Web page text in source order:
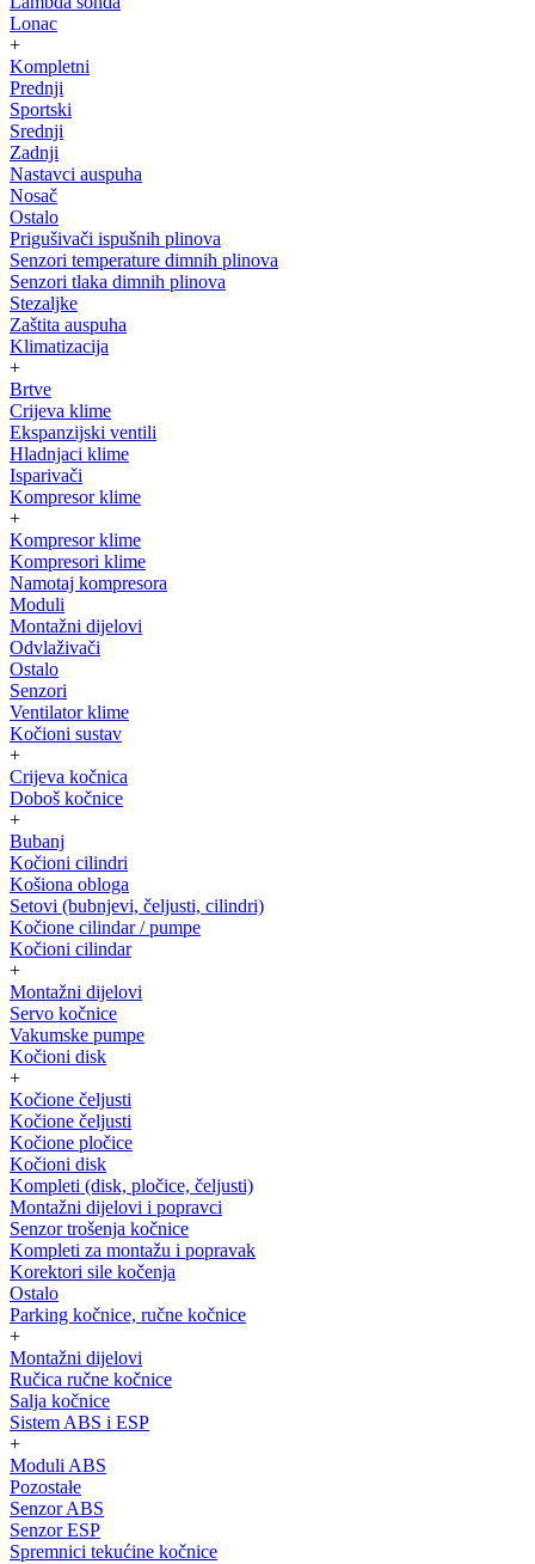
Lonac
+
Kompletni
Prednji
Sportski
Srednji
Zadnji
Nastavci auspuha
Nosač
Ostalo
Prigušivači ispušnih plinova
Senzori temperature dimnih plinova
Senzori tlaka dimnih plinova
Stezaljke
Zaštita auspuha
Klimatizacija
+
Brtve
Crijeva klime
Ekspanzijski ventili
Hladnjaci klime
Isparivači
Kompresor klime
+
Kompresor klime
Kompresori klime
Namotaj kompresora
Moduli
Montažni dijelovi
Odvlaživači
Ostalo
Senzori
Ventilator klime
Kočioni sustav
+
Crijeva kočnica
Doboš kočnice
+
Bubanj
Kočioni cilindri
Košiona obloga
Setovi (bubnjevi, čeljusti, cilindri)
Kočione cilindar / pumpe
Kočioni cilindar
+
Montažni dijelovi
Servo kočnice
Vakumske pumpe
Kočioni disk
+
Kočione čeljusti
Kočione čeljusti
Kočione pločice
Kočioni disk
Kompleti (disk, pločice, čeljusti)
Montažni dijelovi i popravci
Senzor trošenja kočnice
Kompleti za montažu i popravak
Korektori sile kočenja
Ostalo
Parking kočnice, ručne kočnice
+
Montažni dijelovi
Ručica ručne kočnice
Salja kočnice
Sistem ABS i ESP
+
Moduli ABS
Pozostałe
Senzor ABS
Senzor ESP
Spremnici tekućine kočnice